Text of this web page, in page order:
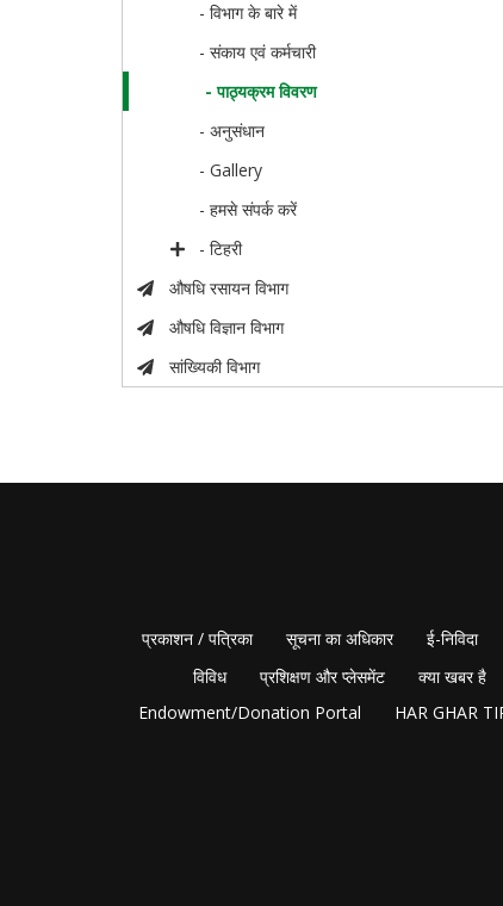
- विभाग के बारे में
- संकाय एवं कर्मचारी
- पाठ्यक्रम विवरण
- अनुसंधान
- Gallery
- हमसे संपर्क करें
- टिहरी
औषधि रसायन विभाग
औषधि विज्ञान विभाग
सांख्यिकी विभाग
प्रकाशन / पत्रिका सूचना का अधिकार ई-निविदा
विविध
प्रशिक्षण और प्लेसमेंट क्या खबर है
Endowment/Donation Portal
HAR GHAR